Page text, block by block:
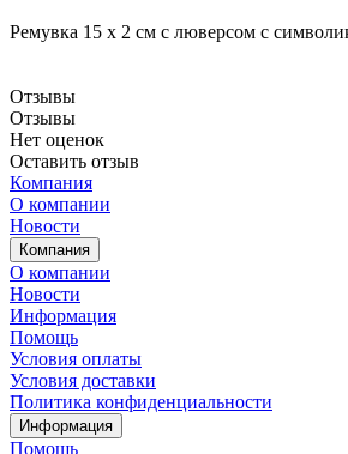
Ремувка 15 х 2 см с люверсом с
Отзывы
Отзывы
Нет оценок
Оставить отзыв
Компания
О компании
Новости
Компания
О компании
Новости
Информация
Помощь
Условия оплаты
Условия доставки
Политика конфиденциальности
Информация
Помощь